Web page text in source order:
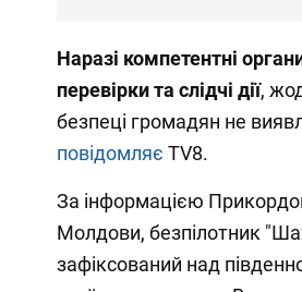
Наразі компетентні
перевірки та слідчі дії,
безпеці громадян не
повідомляє TV8.
За інформацією
Молдови, безпілотник
зафіксований над